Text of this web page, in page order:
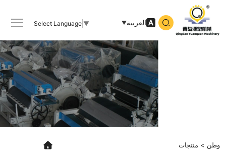
العربية Select Language ▼
Animal
Fiber
Processing,Non
وطن منتجات